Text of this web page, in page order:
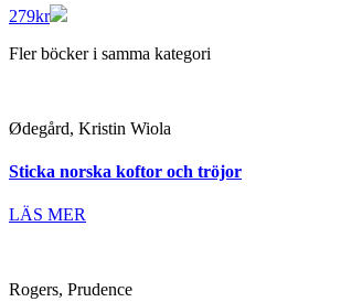
279kr
Fler böcker i samma kategori
Ødegård, Kristin Wiola
Sticka norska koftor och tröjor
LÄS MER
Rogers, Prudence